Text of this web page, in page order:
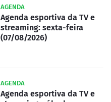
AGENDA
Agenda esportiva da TV e
streaming: sexta-feira
(07/08/2026)
AGENDA
Agenda esportiva da TV e